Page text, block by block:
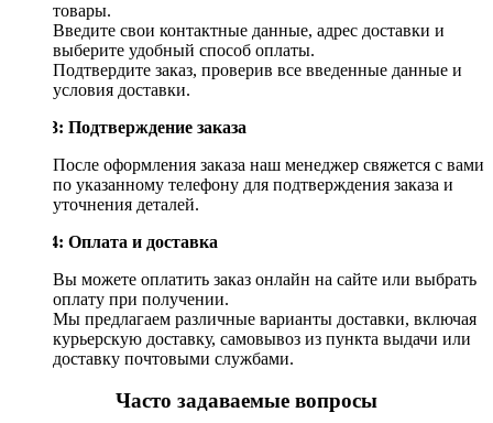
товары.
Введите свои контактные данные, адрес доставки и
выберите удобный способ оплаты.
Подтвердите заказ, проверив все введенные данные и
условия доставки.
Шаг 3: Подтверждение заказа
После оформления заказа наш менеджер свяжется с вами
по указанному телефону для подтверждения заказа и
уточнения деталей.
Шаг 4: Оплата и доставка
Вы можете оплатить заказ онлайн на сайте или выбрать
оплату при получении.
Мы предлагаем различные варианты доставки, включая
курьерскую доставку, самовывоз из пункта выдачи или
доставку почтовыми службами.
Часто задаваемые вопросы